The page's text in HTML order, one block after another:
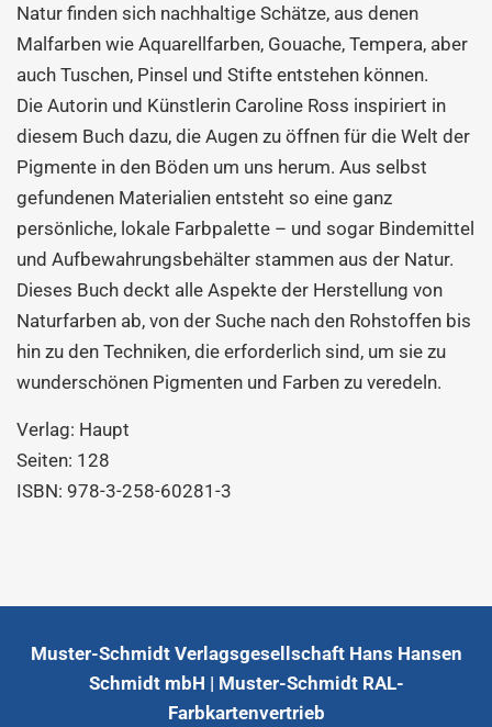
Natur finden sich nachhaltige Schätze, aus denen
Malfarben wie Aquarellfarben, Gouache, Tempera, aber
auch Tuschen, Pinsel und Stifte entstehen können.
Die Autorin und Künstlerin Caroline Ross inspiriert in
diesem Buch dazu, die Augen zu öffnen für die Welt der
Pigmente in den Böden um uns herum. Aus selbst
gefundenen Materialien entsteht so eine ganz
persönliche, lokale Farbpalette – und sogar Bindemittel
und Aufbewahrungsbehälter stammen aus der Natur.
Dieses Buch deckt alle Aspekte der Herstellung von
Naturfarben ab, von der Suche nach den Rohstoffen bis
hin zu den Techniken, die erforderlich sind, um sie zu
wunderschönen Pigmenten und Farben zu veredeln.
Verlag: Haupt
Seiten: 128
ISBN: 978-3-258-60281-3
Muster-Schmidt Verlagsgesellschaft Hans Hansen
Schmidt mbH | Muster-Schmidt RAL-
Farbkartenvertrieb